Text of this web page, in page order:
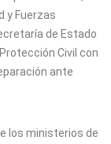
y Fuerzas
de Estado
Civil con
ante
los ministerios de